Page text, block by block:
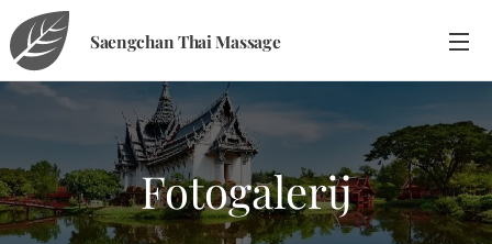
SaengchanThai Massage
Fotogalerij